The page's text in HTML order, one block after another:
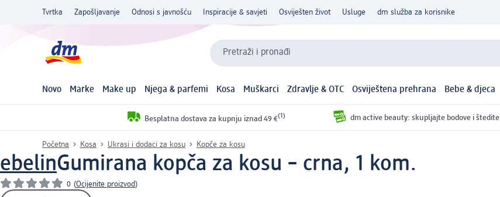
Tvrtka Zapošljavanje Odnosi s javnošću Inspiracije & savjeti Osviješten život Usluge dm služba za korisnike
Pretraži i pronađi
Novo Marke Make up Njega & parfemi Kosa Muškarci Zdravlje & OTC Osviještena prehrana Bebe & djeca
Besplatna dostava za kupnju iznad 49 €(1) dm active beauty: skupljajte bodove i štedite
Početna Kosa Ukrasi i dodaci za kosu Kopče za kosu
ebelinGumirana kopča za kosu – crna, 1 kom.
0 (Ocijenite proizvod)